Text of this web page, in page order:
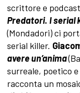
scrittore e
Predatori. I serial
(Mondadori) ci
serial killer.
avere un’anima
surreale, poetico
racconta un